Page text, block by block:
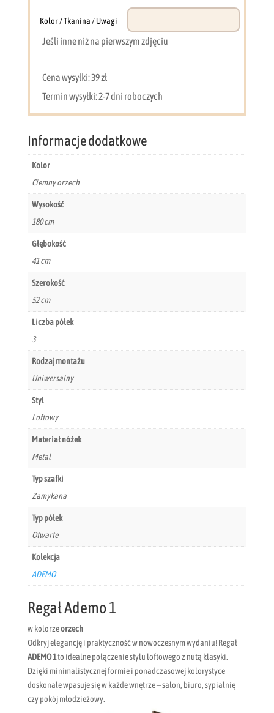
Regał Ademo 1
w kolorzeorzech
Odkryj elegancję i praktyczność w nowoczesnym wydaniu! Regał
ADEMO 1to idealne połączenie stylu loftowego z nutą klasyki.
Dzięki minimalistycznej formie i ponadczasowej kolorystyce
doskonale wpasuje się w każde wnętrze – salon, biuro, sypialnię
czy pokój młodzieżowy.
(orzech)
Kolor / Tkanina / Uwagi
Jeśli inne niż na pierwszym zdjęciu
Cena wysyłki: 39 zł
Termin wysyłki: 2-7 dni roboczych
Informacje dodatkowe
Kolor
Ciemny orzech
Wysokość
180 cm
Głębokość
41 cm
Szerokość
52 cm
Liczba półek
3
Rodzaj montażu
Uniwersalny
Styl
Loftowy
Materiał nóżek
Metal
Typ szafki
Zamykana
Typ półek
Otwarte
Kolekcja
ADEMO